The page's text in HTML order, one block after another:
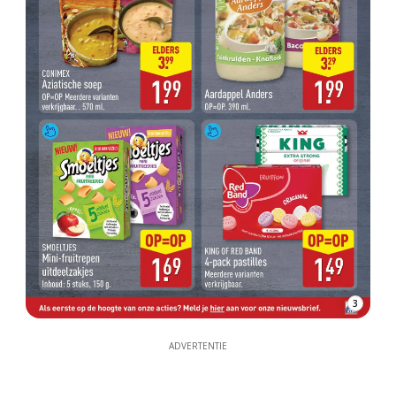
3
ADVERTENTIE